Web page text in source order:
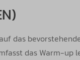
das
das Warm-